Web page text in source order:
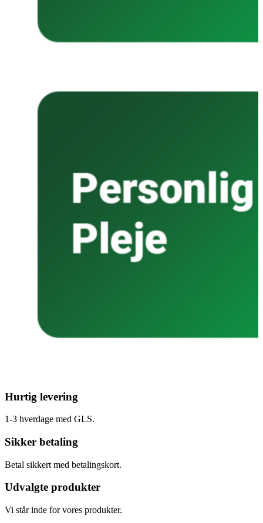
Hurtig levering
1-3 hverdage med GLS.
Sikker betaling
Betal sikkert med betalingskort.
Udvalgte produkter
Vi står inde for vores produkter.